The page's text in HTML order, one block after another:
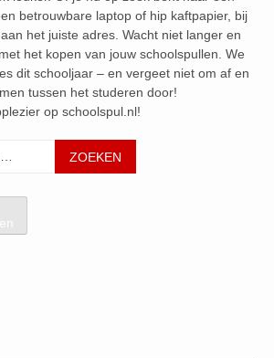
betrouwbare laptop of hip kaftpapier, bij
het juiste adres. Wacht niet langer en
het kopen van jouw schoolspullen. We
dit schooljaar – en vergeet niet om af en
tussen het studeren door!
op schoolspul.nl!
ZOEKEN